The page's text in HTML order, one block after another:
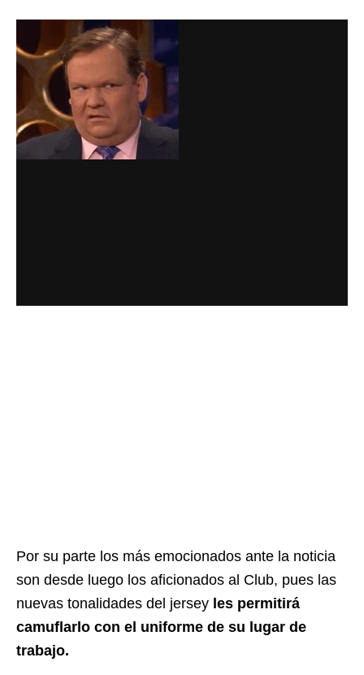
Por su parte los más emocionados ante la noticia
son desde luego los aficionados al Club, pues las
nuevas tonalidades del jersey les permitirá
camuflarlo con el uniforme de su lugar de
trabajo.